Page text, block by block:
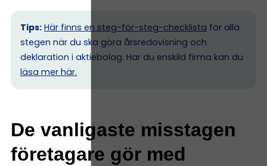
Tips: Här finns en steg-för-steg-checklista för alla
stegen när du ska göra årsredovisning och
deklaration i aktiebolag. Har du enskild firma kan du
läsa mer här.
De vanligaste misstagen
företagare gör med